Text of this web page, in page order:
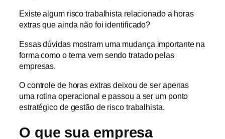
Existe algum risco trabalhista relacionado a horas
extras que ainda não foi identificado?
Essas dúvidas mostram uma mudança importante na
forma como o tema vem sendo tratado pelas
empresas.
O controle de horas extras deixou de ser apenas
uma rotina operacional e passou a ser um ponto
estratégico de gestão de risco trabalhista.
O que sua empresa